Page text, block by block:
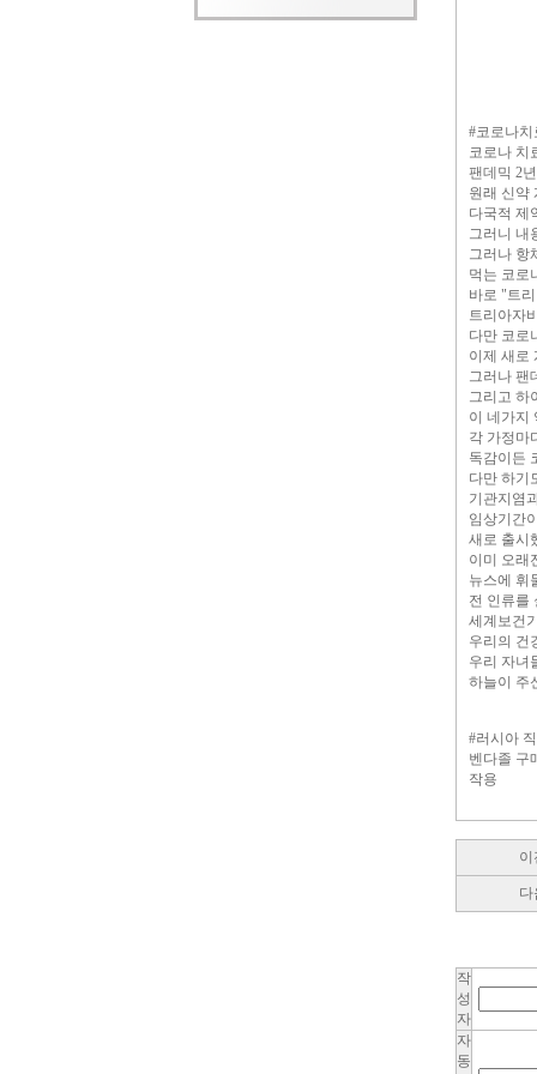
#코로나
코로나 치
팬데믹 2
원래 신약
다국적 제
그러니 내
그러나 항
먹는 코로
바로 "트
트리아자
다만 코로
이제 새로
그러나 팬
그리고 하
이 네가지
각 가정마
독감이든
다만 하기
기관지염
임상기간
새로 출시
이미 오래
뉴스에 휘
전 인류를
세계보건
우리의 건
우리 자녀
하늘이 주
#러시아
벤다졸 구
작용
이
다
작
성
자
자
동